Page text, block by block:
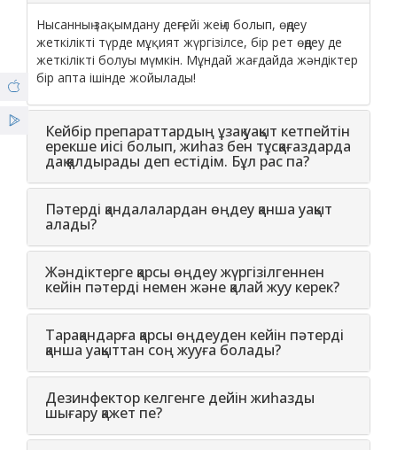
ФИЛИАЛ ТУРАЛЫ
Бөлім
Қызметтер
Жеңілдіктер
Жаңалықтар
© Copyright 2019 - nce.kz - all rights reserved.
Нысанның зақымдану деңгейі жеңіл болып, өңдеу
жеткілікті түрде мұқият жүргізілсе, бір рет өңдеу де
жеткілікті болуы мүмкін. Мұндай жағдайда жәндіктер
бір апта ішінде жойылады!
Кейбір препараттардың ұзақ уақыт кетпейтін
ерекше иісі болып, жиһаз бен тұсқағаздарда
дақ қалдырады деп естідім. Бұл рас па?
Пәтерді қандалалардан өңдеу қанша уақыт
алады?
Жәндіктерге қарсы өңдеу жүргізілгеннен
кейін пәтерді немен және қалай жуу керек?
Тарақандарға қарсы өңдеуден кейін пәтерді
қанша уақыттан соң жууға болады?
Дезинфектор келгенге дейін жиһазды
шығару қажет пе?